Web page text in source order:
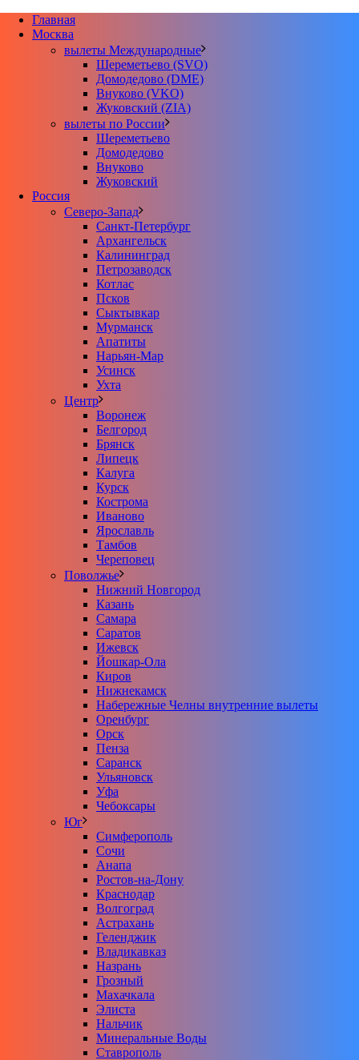
Главная
Москва
вылеты Международные
Шереметьево (SVO)
Домодедово (DME)
Внуково (VKO)
Жуковский (ZIA)
вылеты по России
Шереметьево
Домодедово
Внуково
Жуковский
Россия
Северо-Запад
Санкт-Петербург
Архангельск
Калининград
Петрозаводск
Котлас
Псков
Сыктывкар
Мурманск
Апатиты
Нарьян-Мар
Усинск
Ухта
Центр
Воронеж
Белгород
Брянск
Липецк
Калуга
Курск
Кострома
Иваново
Ярославль
Тамбов
Череповец
Поволжье
Нижний Новгород
Казань
Самара
Саратов
Ижевск
Йошкар-Ола
Киров
Нижнекамск
Набережные Челны внутренние вылеты
Оренбург
Орск
Пенза
Саранск
Ульяновск
Уфа
Чебоксары
Юг
Симферополь
Сочи
Анапа
Ростов-на-Дону
Краснодар
Волгоград
Астрахань
Геленджик
Владикавказ
Назрань
Грозный
Махачкала
Элиста
Нальчик
Минеральные Воды
Ставрополь